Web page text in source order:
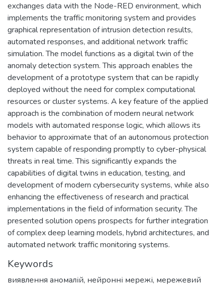
exchanges data with the Node-RED environment, which
implements the traffic monitoring system and provides
graphical representation of intrusion detection results,
automated responses, and additional network traffic
simulation. The model functions as a digital twin of the
anomaly detection system. This approach enables the
development of a prototype system that can be rapidly
deployed without the need for complex computational
resources or cluster systems. A key feature of the applied
approach is the combination of modern neural network
models with automated response logic, which allows its
behavior to approximate that of an autonomous protection
system capable of responding promptly to cyber-physical
threats in real time. This significantly expands the
capabilities of digital twins in education, testing, and
development of modern cybersecurity systems, while also
enhancing the effectiveness of research and practical
implementations in the field of information security. The
presented solution opens prospects for further integration
of complex deep learning models, hybrid architectures, and
automated network traffic monitoring systems.
Keywords
виявлення аномалій, нейронні мережі, мережевий